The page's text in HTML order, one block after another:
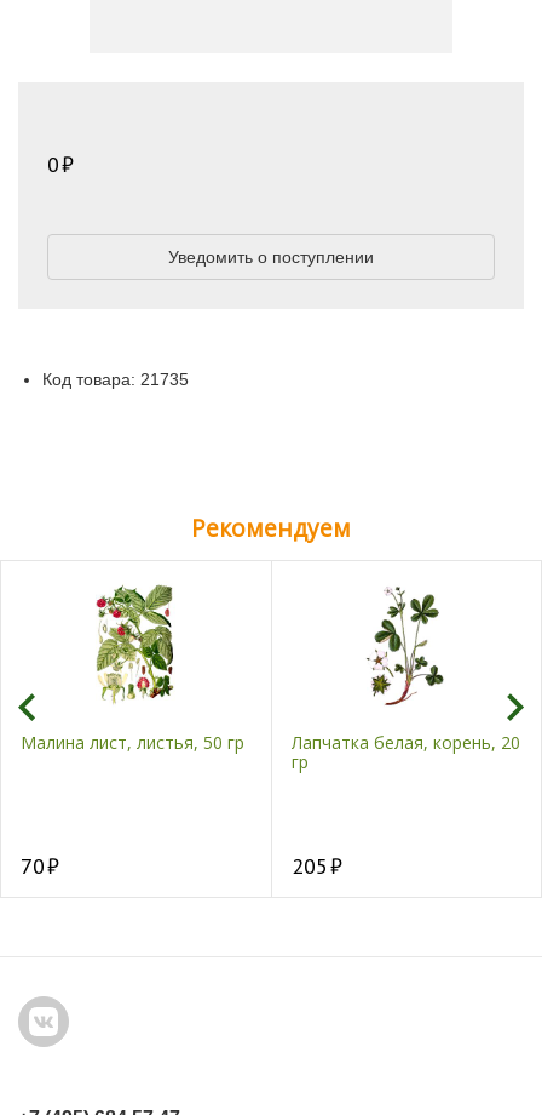
Код товара: 21735
0
Уведомить о поступлении
Рекомендуем
Малина лист, листья, 50 гр
70
Лапчатка белая, корень, 20
гр
205